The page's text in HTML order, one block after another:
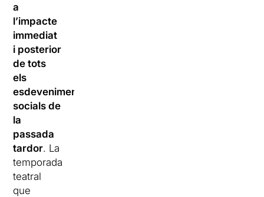
a
l’impacte
immediat
i posterior
de tots
els
esdeveniments
socials de
la
passada
tardor. La
temporada
teatral
que